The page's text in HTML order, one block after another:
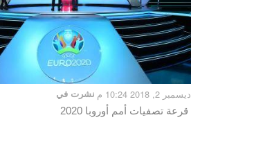
نشرت في ديسمبر 2, 2018 10:24 م
قرعة تصفيات أمم أوروبا 2020